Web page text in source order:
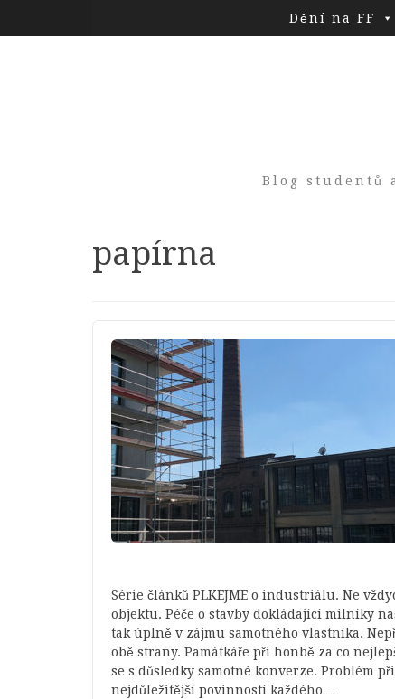
Dění na FF
Blog studentů
Tag:
papírna
Série článků PLKEJME o industriálu. Ne
objektu. Péče o stavby dokládající milníky
tak úplně v zájmu samotného vlastníka.
obě strany. Památkáře při honbě za co
se s důsledky samotné konverze. Problém
nejdůležitější povinností každého…